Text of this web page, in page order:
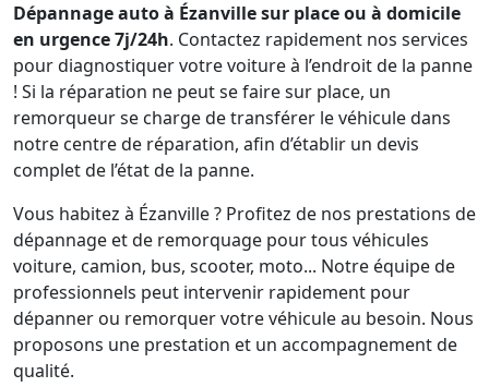
Dépannage auto à Ézanville sur place ou à domicile
en urgence 7j/24h. Contactez rapidement nos services
pour diagnostiquer votre voiture à l’endroit de la panne
! Si la réparation ne peut se faire sur place, un
remorqueur se charge de transférer le véhicule dans
notre centre de réparation, afin d’établir un devis
complet de l’état de la panne.
Vous habitez à Ézanville ? Profitez de nos prestations de
dépannage et de remorquage pour tous véhicules
voiture, camion, bus, scooter, moto... Notre équipe de
professionnels peut intervenir rapidement pour
dépanner ou remorquer votre véhicule au besoin. Nous
proposons une prestation et un accompagnement de
qualité.